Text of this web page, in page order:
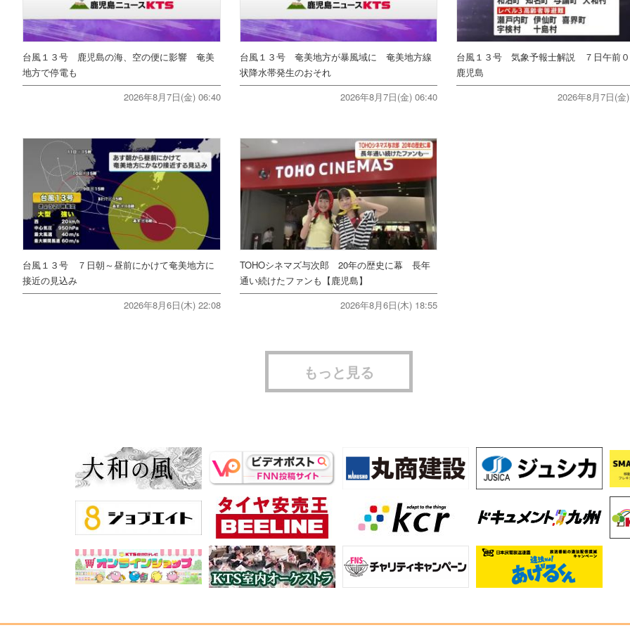
台風１３号 鹿児島の海、空の便に影響 奄美
地方で停電も
2026年8月7日(金) 06:40
台風１３号 奄美地方が暴風域に 奄美地方線
状降水帯発生のおそれ
2026年8月7日(金) 06:40
台風１３号 気象予報士解説 ７日午前
鹿児島
2026年8月7日(金
台風１３号 ７日朝～昼前にかけて奄美地方に
接近の見込み
2026年8月6日(木) 22:08
TOHOシネマズ与次郎 20年の歴史に幕 長年
通い続けたファンも【鹿児島】
2026年8月6日(木) 18:55
もっと見る